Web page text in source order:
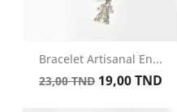
Bracelet Artisanal En...
Prix
23,00 TND Prix
19,00 TND